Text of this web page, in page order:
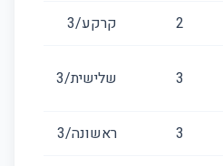
2 קרקע/3
3 שלישית/3
3 ראשונה/3